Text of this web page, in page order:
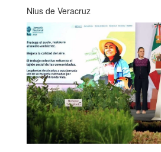
Nius de Veracruz